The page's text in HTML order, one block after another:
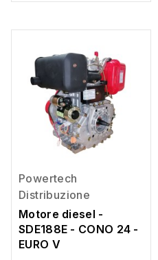
Powertech
Distribuzione
Motore diesel -
SDE188E - CONO 24 -
EURO V